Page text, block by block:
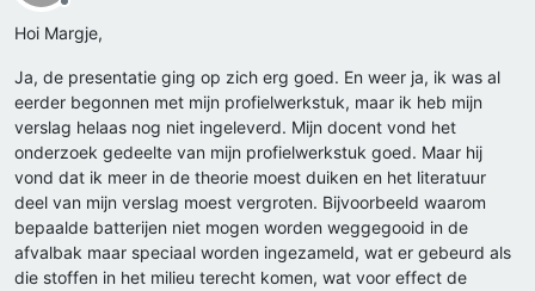
Offline
Hoi Margje,
Ja, de presentatie ging op zich erg goed. En weer ja, ik was al
eerder begonnen met mijn profielwerkstuk, maar ik heb mijn
verslag helaas nog niet ingeleverd. Mijn docent vond het
onderzoek gedeelte van mijn profielwerkstuk goed. Maar hij
vond dat ik meer in de theorie moest duiken en het literatuur
deel van mijn verslag moest vergroten. Bijvoorbeeld waarom
bepaalde batterijen niet mogen worden weggegooid in de
afvalbak maar speciaal worden ingezameld, wat er gebeurd als
die stoffen in het milieu terecht komen, wat voor effect de